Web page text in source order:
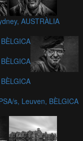
AUSTRÀLIA
s, Leuven, BÈLGICA